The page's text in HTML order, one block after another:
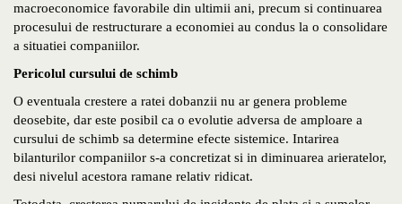
macroeconomice favorabile din ultimii ani, precum si continuarea
procesului de restructurare a economiei au condus la o consolidare
a situatiei companiilor.
Pericolul cursului de schimb
O eventuala crestere a ratei dobanzii nu ar genera probleme
deosebite, dar este posibil ca o evolutie adversa de amploare a
cursului de schimb sa determine efecte sistemice. Intarirea
bilanturilor companiilor s-a concretizat si in diminuarea arieratelor,
desi nivelul acestora ramane relativ ridicat.